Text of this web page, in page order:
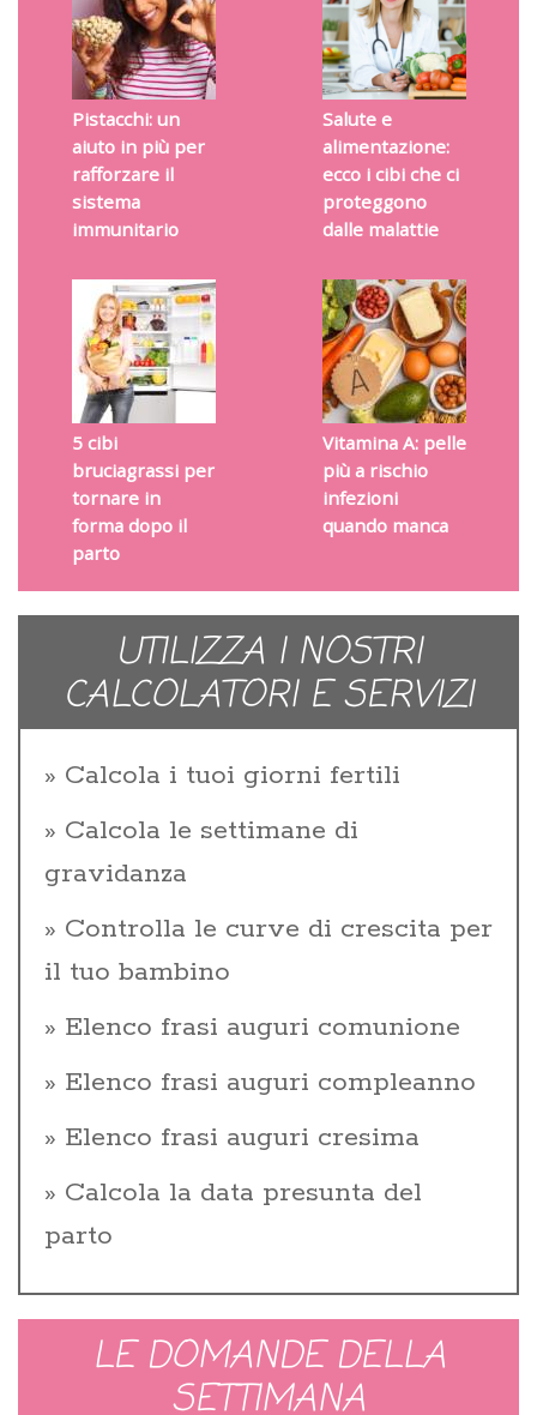
Pistacchi: un
aiuto in più per
rafforzare il
sistema
immunitario
Salute e
alimentazione:
ecco i cibi che ci
proteggono
dalle malattie
5 cibi
bruciagrassi per
tornare in
forma dopo il
parto
Vitamina A: pelle
più a rischio
infezioni
quando manca
UTILIZZA I NOSTRI
CALCOLATORI E SERVIZI
Calcola i tuoi giorni fertili
Calcola le settimane di
gravidanza
Controlla le curve di crescita per
il tuo bambino
Elenco frasi auguri comunione
Elenco frasi auguri compleanno
Elenco frasi auguri cresima
Calcola la data presunta del
parto
LE DOMANDE DELLA
SETTIMANA